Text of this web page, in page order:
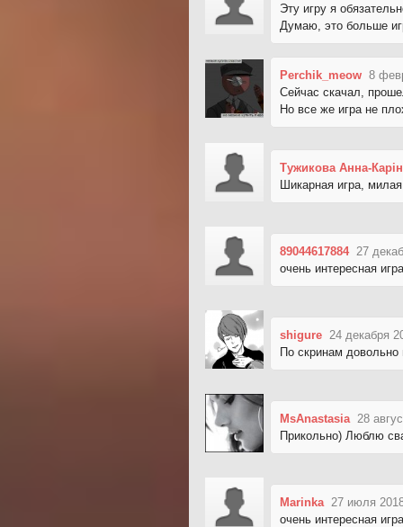
Эту игру я
Думаю, это больше
Perchik_meow 8
Сейчас скачал,
Но все же игра не
Тужикова Анна-
Шикарная игра,
89044617884 27
очень интересная
shigure 24 декабря
По скринам
MsAnastasia 28
Прикольно) Люблю
Marinka 27 июля
очень интересная